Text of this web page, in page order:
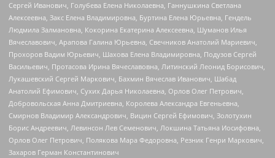
Сергей Иванович, Голубева Елена Николаевна, Ганнушкина Светлана
Алексеевна, Закс Елена Владимировна, Буртина Елена Юрьевна, Гендель
Людмила Залмановна, Кокорина Екатерина Алексеевна, Шуманов Илья
Вячеславович, Арапова Галина Юрьевна, Свечников Анатолий Мариевич,
Прохоров Вадим Юрьевич, Шахова Елена Владимировна, Подузов Сергей
Васильевич, Протасова Ирина Вячеславовна, Литинский Леонид Борисович,
Лукашевский Сергей Маркович, Бахмин Вячеслав Иванович, Шабад
Анатолий Ефимович, Сухих Дарья Николаевна, Орлов Олег Петрович,
Добровольская Анна Дмитриевна, Королева Александра Евгеньевна,
Смирнов Владимир Александрович, Вицин Сергей Ефимович, Золотухин
Борис Андреевич, Левинсон Лев Семенович, Локшина Татьяна Иосифовна,
Орлов Олег Петрович, Полякова Мара Федоровна, Резник Генри Маркович,
Захаров Герман Константинович